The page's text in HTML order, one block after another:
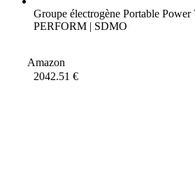
Groupe électrogène Portable
PERFORM | SDMO
Amazon
2042.51 €